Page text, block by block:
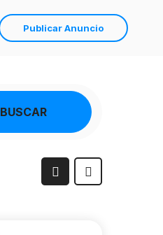
Publicar Anuncio
BUSCAR